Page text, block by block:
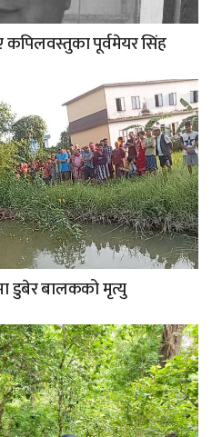
कपिलवस्तुका पूर्वमेयर सिंह
डुबेर बालकको मृत्यु